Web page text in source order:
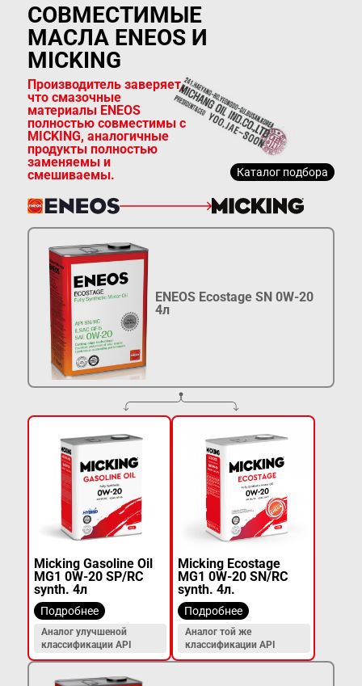
СОВМЕСТИМЫЕ
МАСЛА ENEOS И
MICKING
Производитель заверяет,
что смазочные
материалы ENEOS
полностью совместимы с
MICKING, аналогичные
продукты полностью
заменяемы и
смешиваемы.
Каталог подбора
ENEOS Ecostage SN 0W-20
4л
Micking Gasoline Oil
MG1 0W-20 SP/RC
synth. 4л
Подробнее
Аналог улучшеной
классификации API
Micking Ecostage
MG1 0W-20 SN/RC
synth. 4л.
Подробнее
Аналог той же
классификации API